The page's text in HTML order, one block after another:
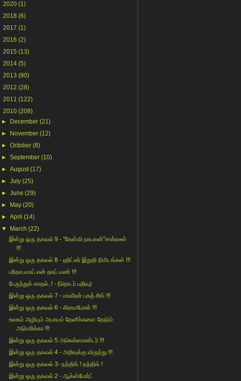
2020 (1)
2018 (6)
2017 (1)
2016 (2)
2015 (13)
2014 (5)
2013 (80)
2012 (28)
2011 (122)
2010 (208)
►
December (21)
►
November (12)
►October (8)
►September (10)
►August (17)
►July (25)
►June (29)
►
May (20)
►April (14)
▼
March (22)
இன்று ஒரு தகவல் 9 - "கேள்வி நாயகன்"சாக்ரடீஸ்
!!!
இன்று ஒரு தகவல் 8 - ஹிட்லர் இறுதி நிமிடங்கள் !!!
பரிதாபமாய் என் தாய் மண் !!!
பேருந்துக் காதல்..! - (தொடர் பதிவு)
இன்று ஒரு தகவல் 7 - மாவீரன் பகத் சிங் !!!
இன்று ஒரு தகவல் 6 - கிராமபோன் !!!
உலகம் அழியும் அபாயம் தேனீக்களை தேடும்
அமெரிக்கா !!!
இன்று ஒரு தகவல் 5 அலெக்ஸாண்டர் !!!
இன்று ஒரு தகவல் 4 - அறிவுக்கு விருந்து !!!
இன்று ஒரு தகவல் 3- நத்திங் ! நத்திங் !
இன்று ஒரு தகவல் 2 - ஆக்ஸ்போர்ட்